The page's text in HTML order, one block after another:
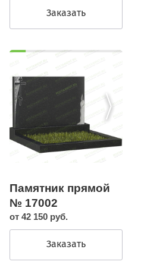
Заказать
Памятник прямой
№ 17002
от 42 150 руб.
Заказать